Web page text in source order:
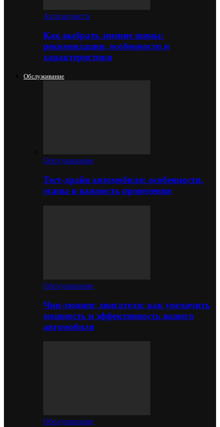
Автозапчасти
Как выбрать зимние шины:
рекомендации, особенности и
характеристики
Обслуживание
Обслуживание
Тест-драйв автомобиля: особенности,
этапы и важность проведения
Обслуживание
Чип-тюнинг двигателя: как увеличить
мощность и эффективность вашего
автомобиля
Обслуживание